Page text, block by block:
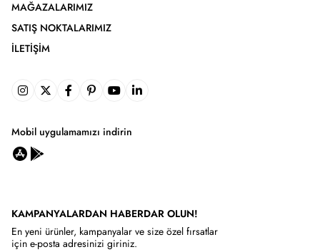
MAĞAZALARIMIZ
SATIŞ NOKTALARIMIZ
İLETIŞIM
Mobil uygulamamızı indirin
KAMPANYALARDAN HABERDAR OLUN!
En yeni ürünler, kampanyalar ve size özel fırsatlar
için e-posta adresinizi giriniz.